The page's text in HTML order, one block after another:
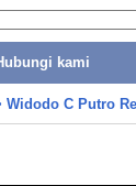
kami
Widodo C Putro